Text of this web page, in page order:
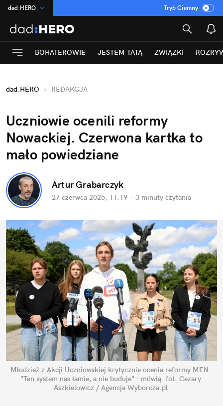
dad:HERO
:Temat
INN:Poland
ASZ:dziennik
Rozrywka
Tryb Ciemny
BOHATEROWIE JESTEM TATĄ ZWIĄZKI
dad:HERO REDAKCJA
Uczniowie ocenili reformy
Nowackiej. Czerwona kartka to
mało powiedziane
Artur Grabarczyk
27 czerwca 2025, 11:19 · 3 minuty czytania
Młodzież z Akcji Uczniowskiej krytycznie ocenia reformy MEN.
"Ten system nas łamie, a nie buduje" – mówią. fot. Cezary
Aszkielowicz / Agencja Wyborcza.pl